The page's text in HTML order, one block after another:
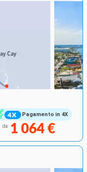
Pagamento in 4X
da 1 064 €